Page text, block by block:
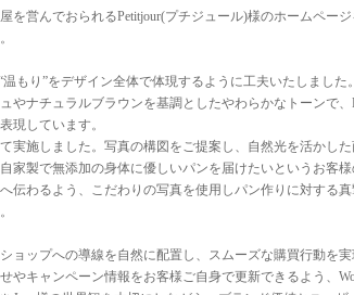
を営んでおられるPetitjour(プチジュール)様のホームペー
温もり”をデザイン全体で体現するように工夫いたしました
やナチュラルブラウンを基調としたやわらかなトーンで、
現しています。
実施しました。写真の構図をご提案し、自然光を活かし
家製で無添加の身体に優しいパンを届けたいというお客様
伝わるよう、こだわりの写真を使用しパン作りに対する真
ョップへの導線を自然に配置し、スムーズな購買行動を実
やキャンペーン情報をお客様ご自身で更新できるよう、